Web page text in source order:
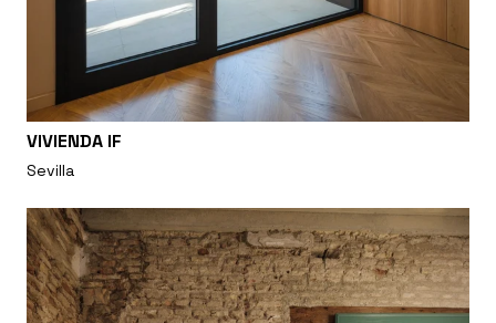
VIVIENDA IF
Sevilla